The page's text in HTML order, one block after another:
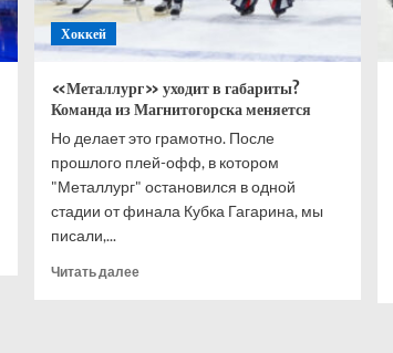
Хоккей
«Металлург» уходит в габариты?
Команда из Магнитогорска меняется
Но делает это грамотно. После
прошлого плей-офф, в котором
"Металлург" остановился в одной
стадии от финала Кубка Гагарина, мы
писали,...
Читать далееПрочитать